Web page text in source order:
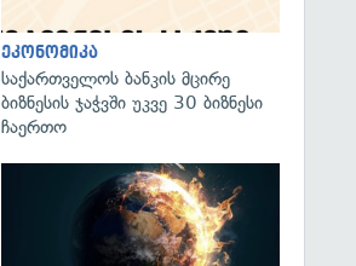
ეკონომიკა
საქართველოს ბანკის მცირე
ბიზნესის ჯაჭვში უკვე 30 ბიზნესი
ჩაერთო